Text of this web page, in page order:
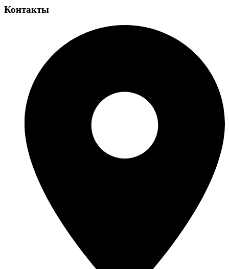
Контакты